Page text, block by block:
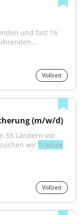
und fast 16
Vollzeit
(m/w/d)
55 Ländern vor
wir Trainee
Vollzeit